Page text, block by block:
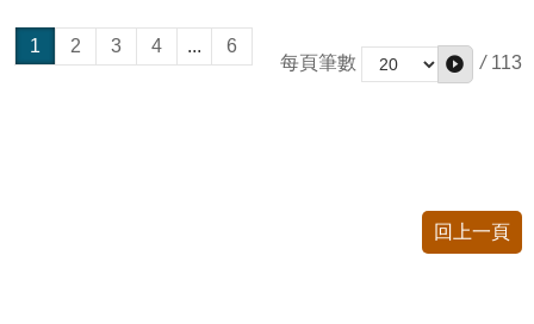
1 2 3 4 ...
6
每頁筆數
/ 113
回上一頁